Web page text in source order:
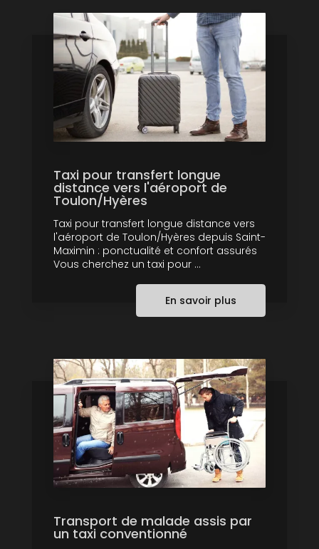
Taxi pour transfert longue
distance vers l'aéroport de
Toulon/Hyères
Taxi pour transfert longue distance vers
l'aéroport de Toulon/Hyères depuis Saint-
Maximin : ponctualité et confort assurés
Vous cherchez un taxi pour ...
En savoir plus
Transport de malade assis par
un taxi conventionné